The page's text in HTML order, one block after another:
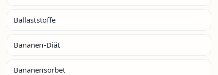
Ballaststoffe
Bananen-Diät
Bananensorbet